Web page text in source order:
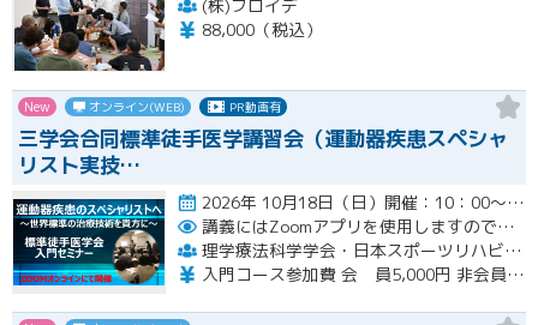
(株)フロイデ
88,000（税込）
New オンライン(WEB) PR動画有
三学会合同標準徒手医学講習会（運動器疾患スペシャ
リスト実技…
2026年 10月18日（日）開催：10：00～17：00 6時間の入門コースWebセミナー開催
講義にはZoomアプリを使用しますので受講生の皆様は各自準備をお願いいたします。
理学療法科学学会・日本スポーツリハビリテーション学会・標準徒手医学会 運動器疾患スペシャリスト実技講習会（三学会合同標準徒手医学講習会）
入門コース参加費 会 員5,000円 非会員6,000円